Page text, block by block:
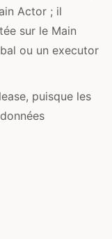
Actor ; il
sur le Main
ou un executor
puisque les